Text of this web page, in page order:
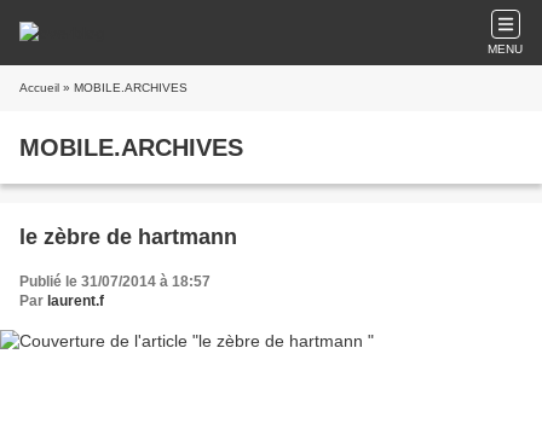
MENU
Accueil » MOBILE.ARCHIVES
MOBILE.ARCHIVES
le zèbre de hartmann
Publié le 31/07/2014 à 18:57
Par laurent.f